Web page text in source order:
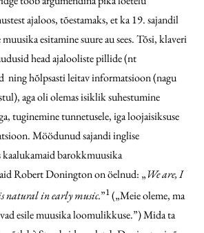
ajaloos, tõestamaks, et ka 19. sajandil
esitamine suure au sees. Tõsi, klaveri
head ajalooliste pillide (nt
ning hõlpsasti leitav informatsioon (nagu
aga oli olemas isiklik suhestumine
tuginemine tunnetusele, iga loojaisiksuse
Möödunud sajandi inglise
kaalukamaid barokkmuusika
Robert Donington on öelnud: „We are, I
natural in early music.”1(„Meie oleme, ma
esile muusika loomulikkuse.”) Mida ta